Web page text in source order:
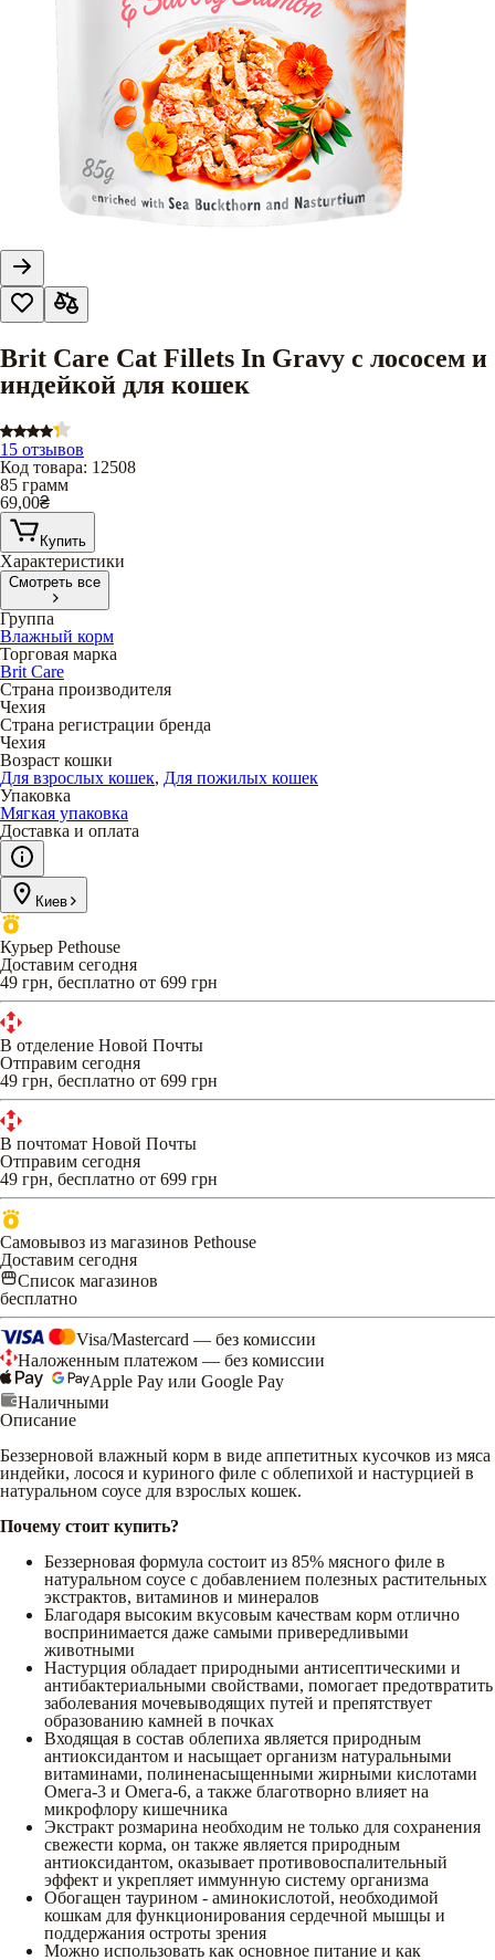
Brit Care Cat Fillets In Gravy с лососем и
индейкой для кошек
15 отзывов
Код товара: 12508
85 грамм
69,00₴
Купить
Характеристики
Смотреть все
Группа
Влажный корм
Торговая марка
Brit Care
Страна производителя
Чехия
Страна регистрации бренда
Чехия
Возраст кошки
Для взрослых кошек, Для пожилых кошек
Упаковка
Мягкая упаковка
Доставка и оплата
Киев
Курьер Pethouse
Доставим сегодня
49 грн, бесплатно от 699 грн
В отделение Новой Почты
Отправим сегодня
49 грн, бесплатно от 699 грн
В почтомат Новой Почты
Отправим сегодня
49 грн, бесплатно от 699 грн
Самовывоз из магазинов Pethouse
Доставим сегодня
Список магазинов
бесплатно
Visa/Mastercard — без комиссии
Наложенным платежом — без комиссии
Apple Pay или Google Pay
Наличными
Описание
Беззерновой влажный корм в виде аппетитных кусочков из мяса
индейки, лосося и куриного филе с облепихой и настурцией в
натуральном соусе для взрослых кошек.
Почему стоит купить?
Беззерновая формула состоит из 85% мясного филе в
натуральном соусе с добавлением полезных растительных
экстрактов, витаминов и минералов
Благодаря высоким вкусовым качествам корм отлично
воспринимается даже самыми привередливыми
животными
Настурция обладает природными антисептическими и
антибактериальными свойствами, помогает предотвратить
заболевания мочевыводящих путей и препятствует
образованию камней в почках
Входящая в состав облепиха является природным
антиоксидантом и насыщает организм натуральными
витаминами, полиненасыщенными жирными кислотами
Омега-3 и Омега-6, а также благотворно влияет на
микрофлору кишечника
Экстракт розмарина необходим не только для сохранения
свежести корма, он также является природным
антиоксидантом, оказывает противовоспалительный
эффект и укрепляет иммунную систему организма
Обогащен таурином - аминокислотой, необходимой
кошкам для функционирования сердечной мышцы и
поддержания остроты зрения
Можно использовать как основное питание и как